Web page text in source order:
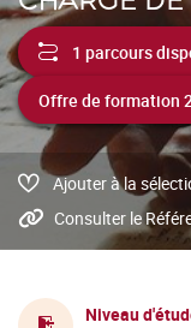
1 parcours
Ajouter à la
Consulter le
Niveau